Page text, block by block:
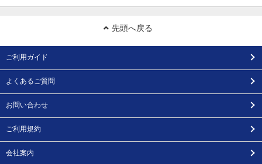
先頭へ戻る
ご利用ガイド
よくあるご質問
お問い合わせ
ご利用規約
会社案内